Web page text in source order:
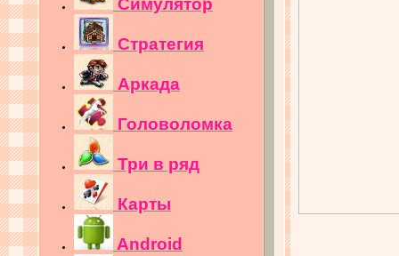
Стратегия
Аркада
Головоломка
Три в ряд
Карты
Android